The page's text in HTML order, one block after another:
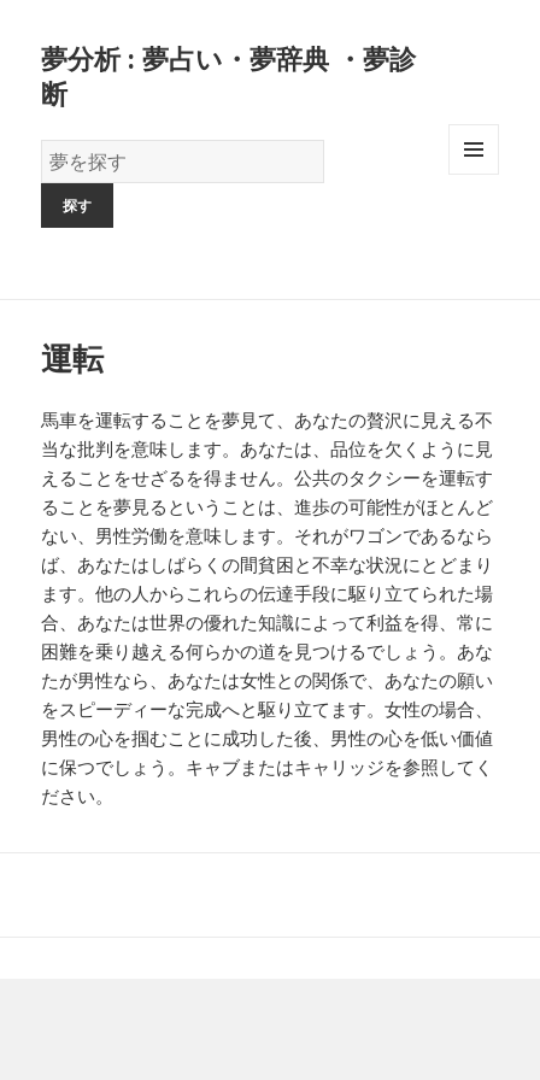
夢分析 : 夢占い・夢辞典 ・夢診
断
夢
の
運転
馬車を運転することを夢見て、あなたの贅沢に見える不
当な批判を意味します。あなたは、品位を欠くように見
えることをせざるを得ません。公共のタクシーを運転す
ることを夢見るということは、進歩の可能性がほとんど
ない、男性労働を意味します。それがワゴンであるなら
ば、あなたはしばらくの間貧困と不幸な状況にとどまり
ます。他の人からこれらの伝達手段に駆り立てられた場
合、あなたは世界の優れた知識によって利益を得、常に
困難を乗り越える何らかの道を見つけるでしょう。あな
たが男性なら、あなたは女性との関係で、あなたの願い
をスピーディーな完成へと駆り立てます。女性の場合、
男性の心を掴むことに成功した後、男性の心を低い価値
に保つでしょう。キャブまたはキャリッジを参照してく
ださい。